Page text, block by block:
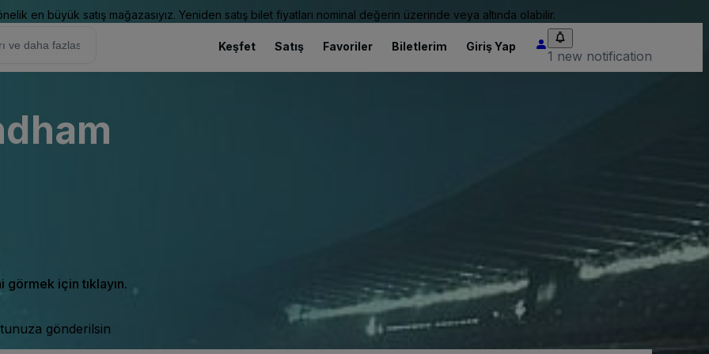
en büyük satış mağazasıyız. Yeniden satış bilet fiyatları nominal değerin üzerinde veya altında olabilir.
Keşfet Satış Favoriler Biletlerim Giriş Yap
1 new notification
için tıklayın.
gönderilsin